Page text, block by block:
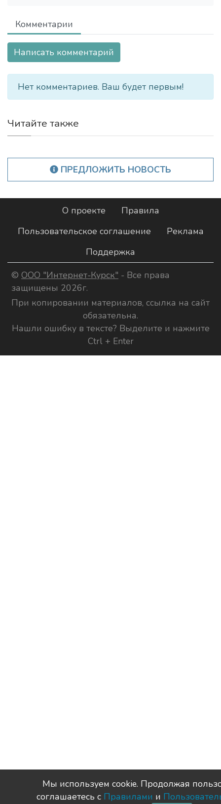
Комментарии
Написать комментарий
Нет комментариев. Ваш будет первым!
Читайте также
ПРЕДЛОЖИТЬ НОВОСТЬ
О проекте
Правила
Пользовательское соглашение
Реклама
Поддержка
© ООО "Интернет-Курск" - Все права
защищены 2026г.
При копировании материалов, ссылка на сайт
обязательна.
Нашли ошибку в тексте? Выделите и нажмите
Ctrl + Enter
Мы используем сookie. Продолжая
соглашаетесь с Правилами и